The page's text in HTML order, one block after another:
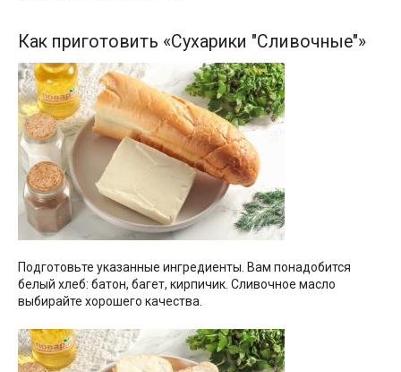
Как приготовить «Сухарики "Сливочные"»
Подготовьте указанные ингредиенты. Вам понадобится
белый хлеб: батон, багет, кирпичик. Сливочное масло
выбирайте хорошего качества.